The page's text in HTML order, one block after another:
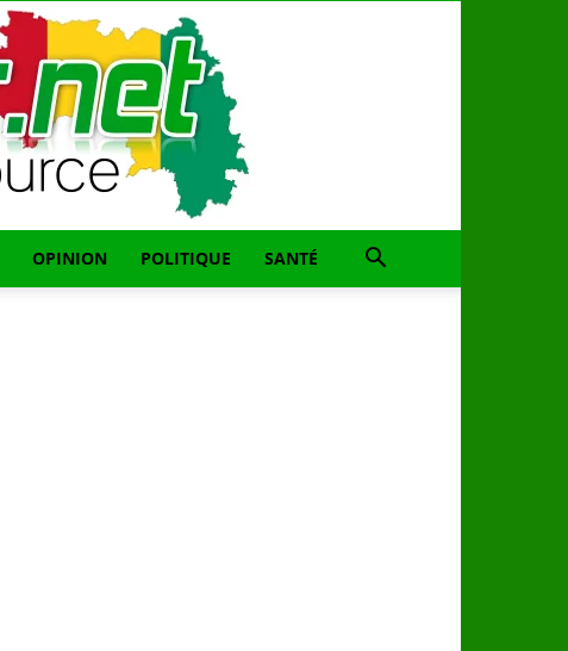
OPINION POLITIQUE SANTÉ